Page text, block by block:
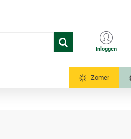
Inloggen
Zomer